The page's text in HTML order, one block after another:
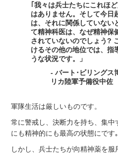
｢我々は兵士たちにこれほ
はありません。そして今日
は、それに関係していない
て精神科医は、なぜ精神保
されていないのでしょう?
けるその他の地位では、指
うな状況です。」
- バート･ビリングス
リカ陸軍予備役中佐
軍隊生活は厳しいものです。
常に警戒し、決断力を持ち、集
にも精神的にも最高の状態にです
しかし、兵士たちが向精神薬を